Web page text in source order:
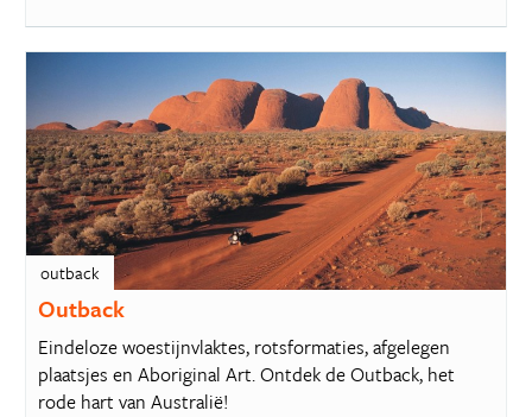
outback
Outback
Eindeloze woestijnvlaktes, rotsformaties, afgelegen
plaatsjes en Aboriginal Art. Ontdek de Outback, het
rode hart van Australië!